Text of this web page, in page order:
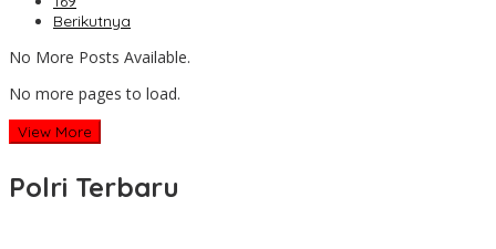
Berikutnya
No More Posts Available.
No more pages to load.
View More
Polri Terbaru